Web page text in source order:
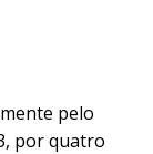
pelo
por quatro